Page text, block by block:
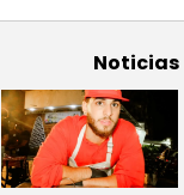
Noticias